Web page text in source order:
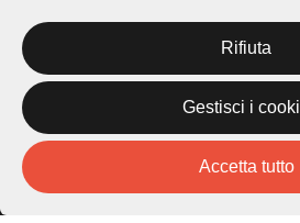
Cookie policy
Credits
Homepage
Temi
Mappa
Rifiuta
Gestisci i
Accetta tutto